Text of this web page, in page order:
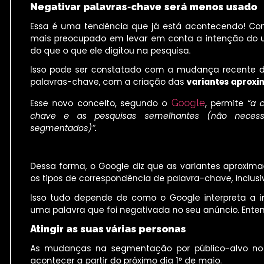
Negativar palavras-chave será menos usado
Essa é uma tendência que já está acontecendo!
mais preocupado em levar em conta a intenção do
do que o que ele digitou na pesquisa.
Isso pode ser constatado com a mudança recente
palavras-chave, com a criação das variantes
Esse novo conceito, segundo o Google, permite “a
chave e as pesquisas semelhantes (não
segmentados)”.
Dessa forma, o Google diz que as variantes
os tipos de correspondência de palavra-chave,
Isso tudo depende de como o Google interpreta a
uma palavra que foi negativada no seu anúncio.
Atingir as suas várias personas
As mudanças na segmentação por público-alvo
acontecer a partir do próximo dia 1° de maio.